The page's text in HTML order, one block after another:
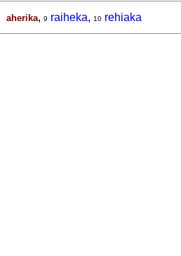
aherika, 9 raiheka, 10 rehiaka